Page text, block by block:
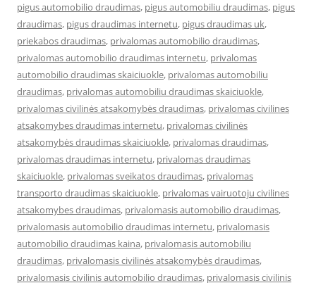
pigus automobilio draudimas, pigus automobiliu draudimas, pigus
draudimas, pigus draudimas internetu, pigus draudimas uk,
priekabos draudimas, privalomas automobilio draudimas,
privalomas automobilio draudimas internetu, privalomas
automobilio draudimas skaiciuokle, privalomas automobiliu
draudimas, privalomas automobiliu draudimas skaiciuokle,
privalomas civilinės atsakomybės draudimas, privalomas civilines
atsakomybes draudimas internetu, privalomas civilinės
atsakomybės draudimas skaiciuokle, privalomas draudimas,
privalomas draudimas internetu, privalomas draudimas
skaiciuokle, privalomas sveikatos draudimas, privalomas
transporto draudimas skaiciuokle, privalomas vairuotoju civilines
atsakomybes draudimas, privalomasis automobilio draudimas,
privalomasis automobilio draudimas internetu, privalomasis
automobilio draudimas kaina, privalomasis automobiliu
draudimas, privalomasis civilinės atsakomybės draudimas,
privalomasis civilinis automobilio draudimas, privalomasis civilinis